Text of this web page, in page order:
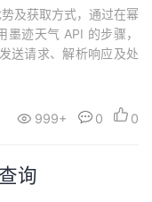
及获取方式，通过在幂
迹天气 API 的步骤，
送请求、解析响应及处
999+ 0 0
询